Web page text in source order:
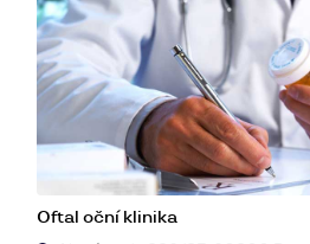
Oftal oční klinika